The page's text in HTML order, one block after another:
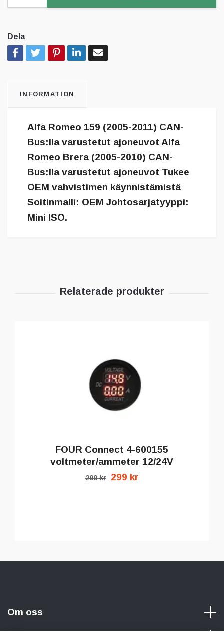
Dela
INFORMATION
Alfa Romeo 159 (2005-2011) CAN-
Bus:lla varustetut ajoneuvot Alfa
Romeo Brera (2005-2010) CAN-
Bus:lla varustetut ajoneuvot Tukee
OEM vahvistimen käynnistämistä
Soitinmalli: OEM Johtosarjatyyppi:
Mini ISO.
FOUR Connect 4-600155
voltmeter/ammeter 12/24V
299 kr 299 kr
Om oss